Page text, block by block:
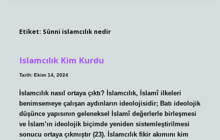
Etiket: Sünni islamcılık nedir
Islamcılık Kim Kurdu
Tarih: Ekim 14, 2024
İslamcılık nasıl ortaya çıktı? İslamcılık, İslamî ilkeleri
benimsemeye çalışan aydınların ideolojisidir; Batı ideolojik
düşünce yapısının geleneksel İslamî değerlerle birleşmesi
ve İslam’ın ideolojik biçimde yeniden sistemleştirilmesi
sonucu ortaya çıkmıştır (23). İslamcılık fikir akımını kim